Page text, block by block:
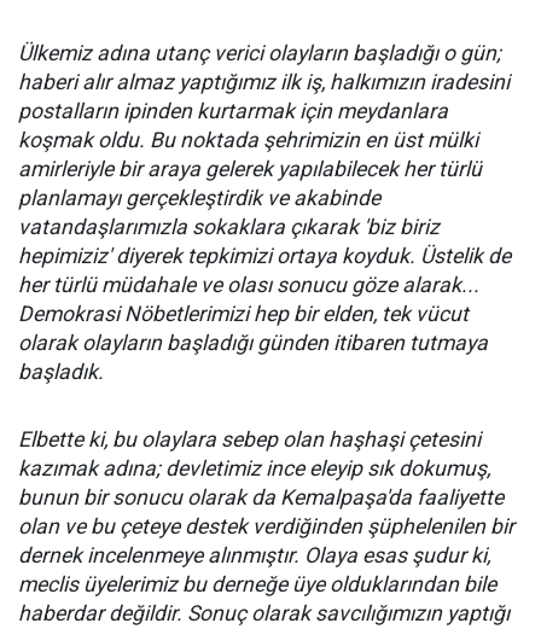
Ülkemiz adına utanç verici olayların başladığı o gün;
haberi alır almaz yaptığımız ilk iş, halkımızın iradesini
postalların ipinden kurtarmak için meydanlara
koşmak oldu. Bu noktada şehrimizin en üst mülki
amirleriyle bir araya gelerek yapılabilecek her türlü
planlamayı gerçekleştirdik ve akabinde
vatandaşlarımızla sokaklara çıkarak 'biz biriz
hepimiziz' diyerek tepkimizi ortaya koyduk. Üstelik de
her türlü müdahale ve olası sonucu göze alarak...
Demokrasi Nöbetlerimizi hep bir elden, tek vücut
olarak olayların başladığı günden itibaren tutmaya
başladık.
Elbette ki, bu olaylara sebep olan haşhaşi çetesini
kazımak adına; devletimiz ince eleyip sık dokumuş,
bunun bir sonucu olarak da Kemalpaşa'da faaliyette
olan ve bu çeteye destek verdiğinden şüphelenilen bir
dernek incelenmeye alınmıştır. Olaya esas şudur ki,
meclis üyelerimiz bu derneğe üye olduklarından bile
haberdar değildir. Sonuç olarak savcılığımızın yaptığı